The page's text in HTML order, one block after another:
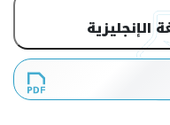
الإنجليزية